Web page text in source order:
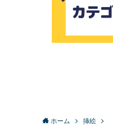
ホーム 挿絵